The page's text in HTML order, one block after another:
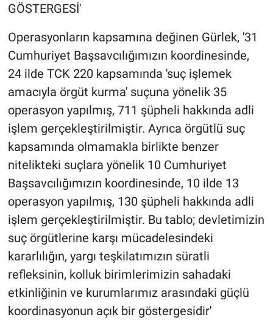
GÖSTERGESİ'
Operasyonların kapsamına değinen Gürlek, '31
Cumhuriyet Başsavcılığımızın koordinesinde,
24 ilde TCK 220 kapsamında 'suç işlemek
amacıyla örgüt kurma' suçuna yönelik 35
operasyon yapılmış, 711 şüpheli hakkında adli
işlem gerçekleştirilmiştir. Ayrıca örgütlü suç
kapsamında olmamakla birlikte benzer
nitelikteki suçlara yönelik 10 Cumhuriyet
Başsavcılığımızın koordinesinde, 10 ilde 13
operasyon yapılmış, 130 şüpheli hakkında adli
işlem gerçekleştirilmiştir. Bu tablo; devletimizin
suç örgütlerine karşı mücadelesindeki
kararlılığın, yargı teşkilatımızın süratli
refleksinin, kolluk birimlerimizin sahadaki
etkinliğinin ve kurumlarımız arasındaki güçlü
koordinasyonun açık bir göstergesidir'